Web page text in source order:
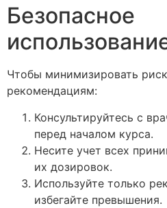
Безопасное
Чтобы минимизировать
рекомендациям:
Консультируйтесь с
перед началом курса.
Несите учет всех
их дозировок.
Используйте только
избегайте превышения.